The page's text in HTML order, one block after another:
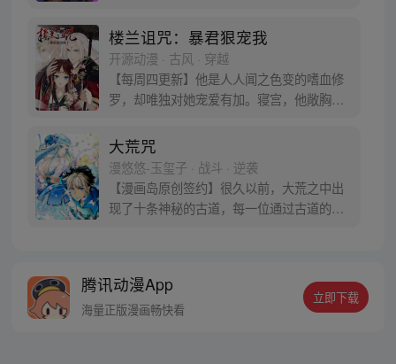
楼兰诅咒：暴君狠宠我
开源动漫 · 古风 · 穿越
【每周四更新】他是人人闻之色变的嗜血修
罗，却唯独对她宠爱有加。寝宫，他敞胸半
眉，他倒是喊得够顺口，一撩裙摆俯身咬上
他的脖子，“这么巧，我也饿了。”血红的眸
子逐渐幽深，低沉的嗓音暗含一丝沙哑，身
下的某人反身而上，月黑风高，正是“吃
人”的好时节。
大荒咒
漫悠悠-玉玺子 · 战斗 · 逆袭
【漫画岛原创签约】很久以前，大荒之中出
现了十条神秘的古道，每一位通过古道的修
古道，沦陷无数天骄。大道九为盈，何以有
十？这背后竟是一场惊天阴谋！原著来源：
腾讯动漫App
海量正版漫画畅快看
立即下载